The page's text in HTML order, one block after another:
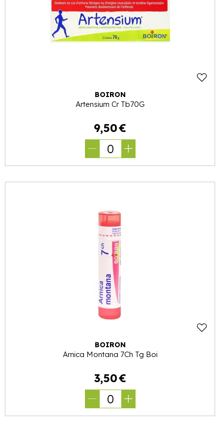
BOIRON
Artensium Cr Tb70G
9,50€
0
BOIRON
Arnica Montana 7Ch Tg Boi
3,50€
0